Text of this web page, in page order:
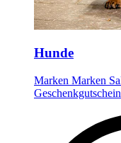
Hunde
Marken Marken
Geschenkgutschein